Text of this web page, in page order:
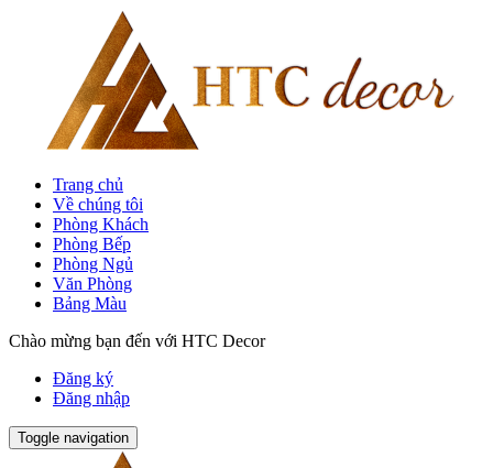
Trang chủ
Về chúng tôi
Phòng Khách
Phòng Bếp
Phòng Ngủ
Văn Phòng
Bảng Màu
Chào mừng bạn đến với HTC Decor
Đăng ký
Đăng nhập
Toggle navigation